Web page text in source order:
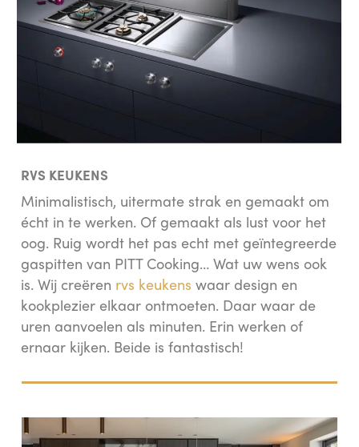
RVS KEUKENS
Minimalistisch, uitermate strak en gemaakt om
écht in te werken. Of gemaakt als lust voor het
oog. Ruig wordt het pas echt met geïntegreerde
gaspitten van PITT Cooking… Wat uw wens ook
is. Wij creëren rvs keukens waar design en
kookplezier elkaar ontmoeten. Daar waar de
uren aanvoelen als minuten. Erin werken of
ernaar kijken. Beide is fantastisch!